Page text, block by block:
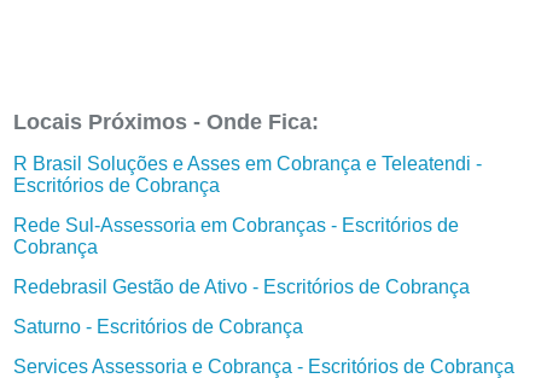
Locais Próximos - Onde Fica:
R Brasil Soluções e Asses em Cobrança e Teleatendi -
Escritórios de Cobrança
Rede Sul-Assessoria em Cobranças - Escritórios de
Cobrança
Redebrasil Gestão de Ativo - Escritórios de Cobrança
Saturno - Escritórios de Cobrança
Services Assessoria e Cobrança - Escritórios de Cobrança